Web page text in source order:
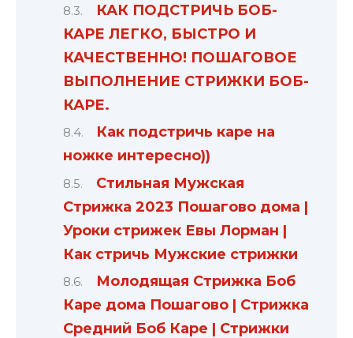
КАК ПОДСТРИЧЬ БОБ-
КАРЕ ЛЕГКО, БЫСТРО И
КАЧЕСТВЕННО! ПОШАГОВОЕ
ВЫПОЛНЕНИЕ СТРИЖКИ БОБ-
КАРЕ.
Как подстричь каре на
ножке интересно))
Стильная Мужская
Стрижка 2023 Пошагово дома |
Уроки стрижек Евы Лорман |
Как стричь Мужские стрижки
Молодящая Стрижка Боб
Каре дома Пошагово | Стрижка
Средний Боб Каре | Стрижки